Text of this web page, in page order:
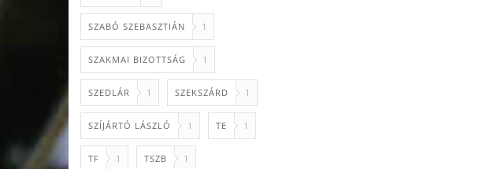
SZABÓ SZEBASZTIÁN 1
SZAKMAI BIZOTTSÁG 1
SZEDLÁR 1 SZEKSZÁRD 1
SZÍJÁRTÓ LÁSZLÓ 1 TE 1
TF 1 TSZB 1